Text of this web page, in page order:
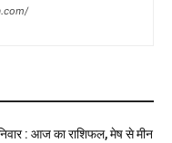
: आज का राशिफल, मेष से मीन